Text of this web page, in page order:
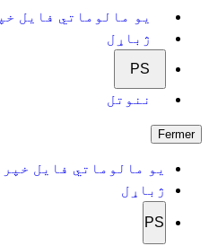
یو مالوماتي فایل
ژباړل
PS
ننوتل
Fermer
یو مالوماتي فایل
ژباړل
PS